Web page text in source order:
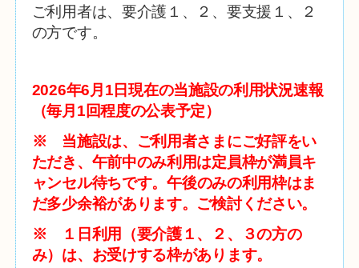
ご利用者は、要介護１、２、要支援１、２
の方です。
2026年6月1 日現在の当施設の利用状況速報
（毎月1回程度の公表予定）
※ 当施設は、ご利用者さまにご好評をい
ただき、午前中のみ利用は定員枠が満員キ
ャンセル待ちです。午後のみの利用枠はま
だ多少余裕があります。ご検討ください。
※ １日利用（要介護１、２、３の方の
み）は、お受けする枠があります。